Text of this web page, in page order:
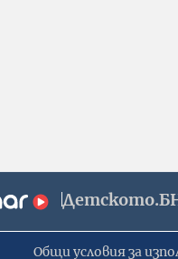
Общи условия за